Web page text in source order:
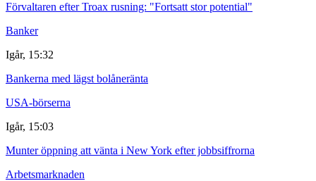
Förvaltaren efter Troax rusning: "Fortsatt stor potential"
Banker
Igår, 15:32
Bankerna med lägst bolåneränta
USA-börserna
Igår, 15:03
Munter öppning att vänta i New York efter jobbsiffrorna
Arbetsmarknaden